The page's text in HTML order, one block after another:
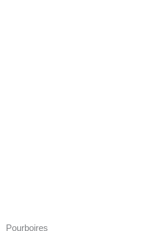
Pourboires